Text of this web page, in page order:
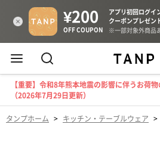
【重要】令和8年熊本地震の影響に伴うお荷
（2026年7月29日更新）
タンプホーム > キッチン・テーブルウェア >